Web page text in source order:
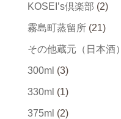
KOSEI’s倶楽部 (2)
霧島町蒸留所 (21)
その他蔵元（日本酒）
300ml (3)
330ml (1)
375ml (2)